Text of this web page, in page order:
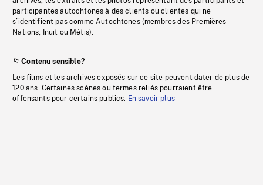
participantes autochtones à des clients ou clientes qui ne
s’identifient pas comme Autochtones (membres des Premières
Nations, Inuit ou Métis).
Contenu sensible?
Les films et les archives exposés sur ce site peuvent dater de plus de
120 ans. Certaines scènes ou termes reliés pourraient être
offensants pour certains publics. En savoir plus